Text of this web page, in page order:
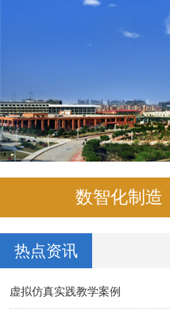
数智化制造
热点资讯
虚拟仿真实践教学案例